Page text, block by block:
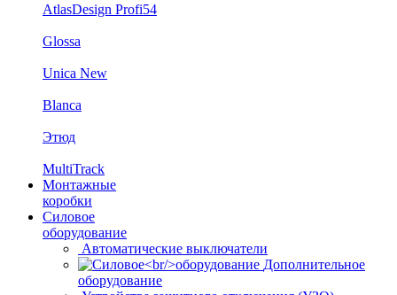
AtlasDesign Profi54
Glossa
Unica New
Blanca
Этюд
MultiTrack
Монтажные
коробки
Силовое
оборудование
Автоматические выключатели
Дополнительное
оборудование